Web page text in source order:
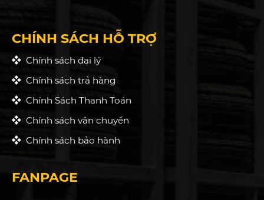
CHÍNH SÁCH HỖ TRỢ
Chính sách đại lý
Chính sách trả hàng
Chính Sách Thanh Toán
Chính sách vận chuyển
Chính sách bảo hành
FANPAGE